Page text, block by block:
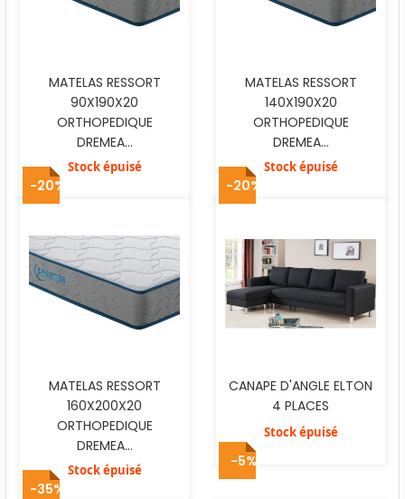
MATELAS RESSORT
90X190X20
ORTHOPEDIQUE
DREMEA...
Stock épuisé
MATELAS RESSORT
140X190X20
ORTHOPEDIQUE
DREMEA...
Stock épuisé
-20%
MATELAS RESSORT
160X200X20
ORTHOPEDIQUE
DREMEA...
Stock épuisé
-20%
CANAPE D'ANGLE ELTON
4 PLACES
Stock épuisé
-35%
-5%